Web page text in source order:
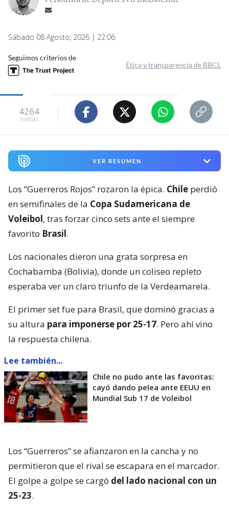
Sábado 08 Agosto, 2026 | 22:06
Seguimos criterios de
Ética y transparencia de BBCL
4264
visitas
VER RESUMEN
Los “Guerreros Rojos” rozaron la épica. Chile perdió
en semifinales de la Copa Sudamericana de
Voleibol, tras forzar cinco sets ante el siempre
favorito Brasil.
Los nacionales dieron una grata sorpresa en
Cochabamba (Bolivia), donde un coliseo repleto
esperaba ver un claro triunfo de la Verdeamarela.
El primer set fue para Brasil, que dominó gracias a
su altura para imponerse por 25-17. Pero ahí vino
la respuesta chilena.
Lee también...
Chile no pudo ante las favoritas:
cayó dando pelea ante EEUU en
Mundial Sub 17 de Voleibol
Los “Guerreros” se afianzaron en la cancha y no
permitieron que el rival se escapara en el marcador.
El golpe a golpe se cargó del lado nacional con un
25-23.